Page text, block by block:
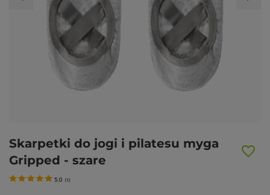
Skarpetki do jogi i pilatesu myga
Gripped - szare
5.0 (1)